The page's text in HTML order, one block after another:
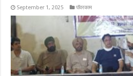
September 1, 2025 पॉवरकाम